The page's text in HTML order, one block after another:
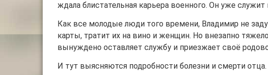
ждала блистательная карьера военного. Он уже
Как все молодые люди того времени, Владимир не
карты, тратит их на вино и женщин. Но внезапно
вынуждено оставляет службу и приезжает своё
И тут выясняются подробности болезни и смерти